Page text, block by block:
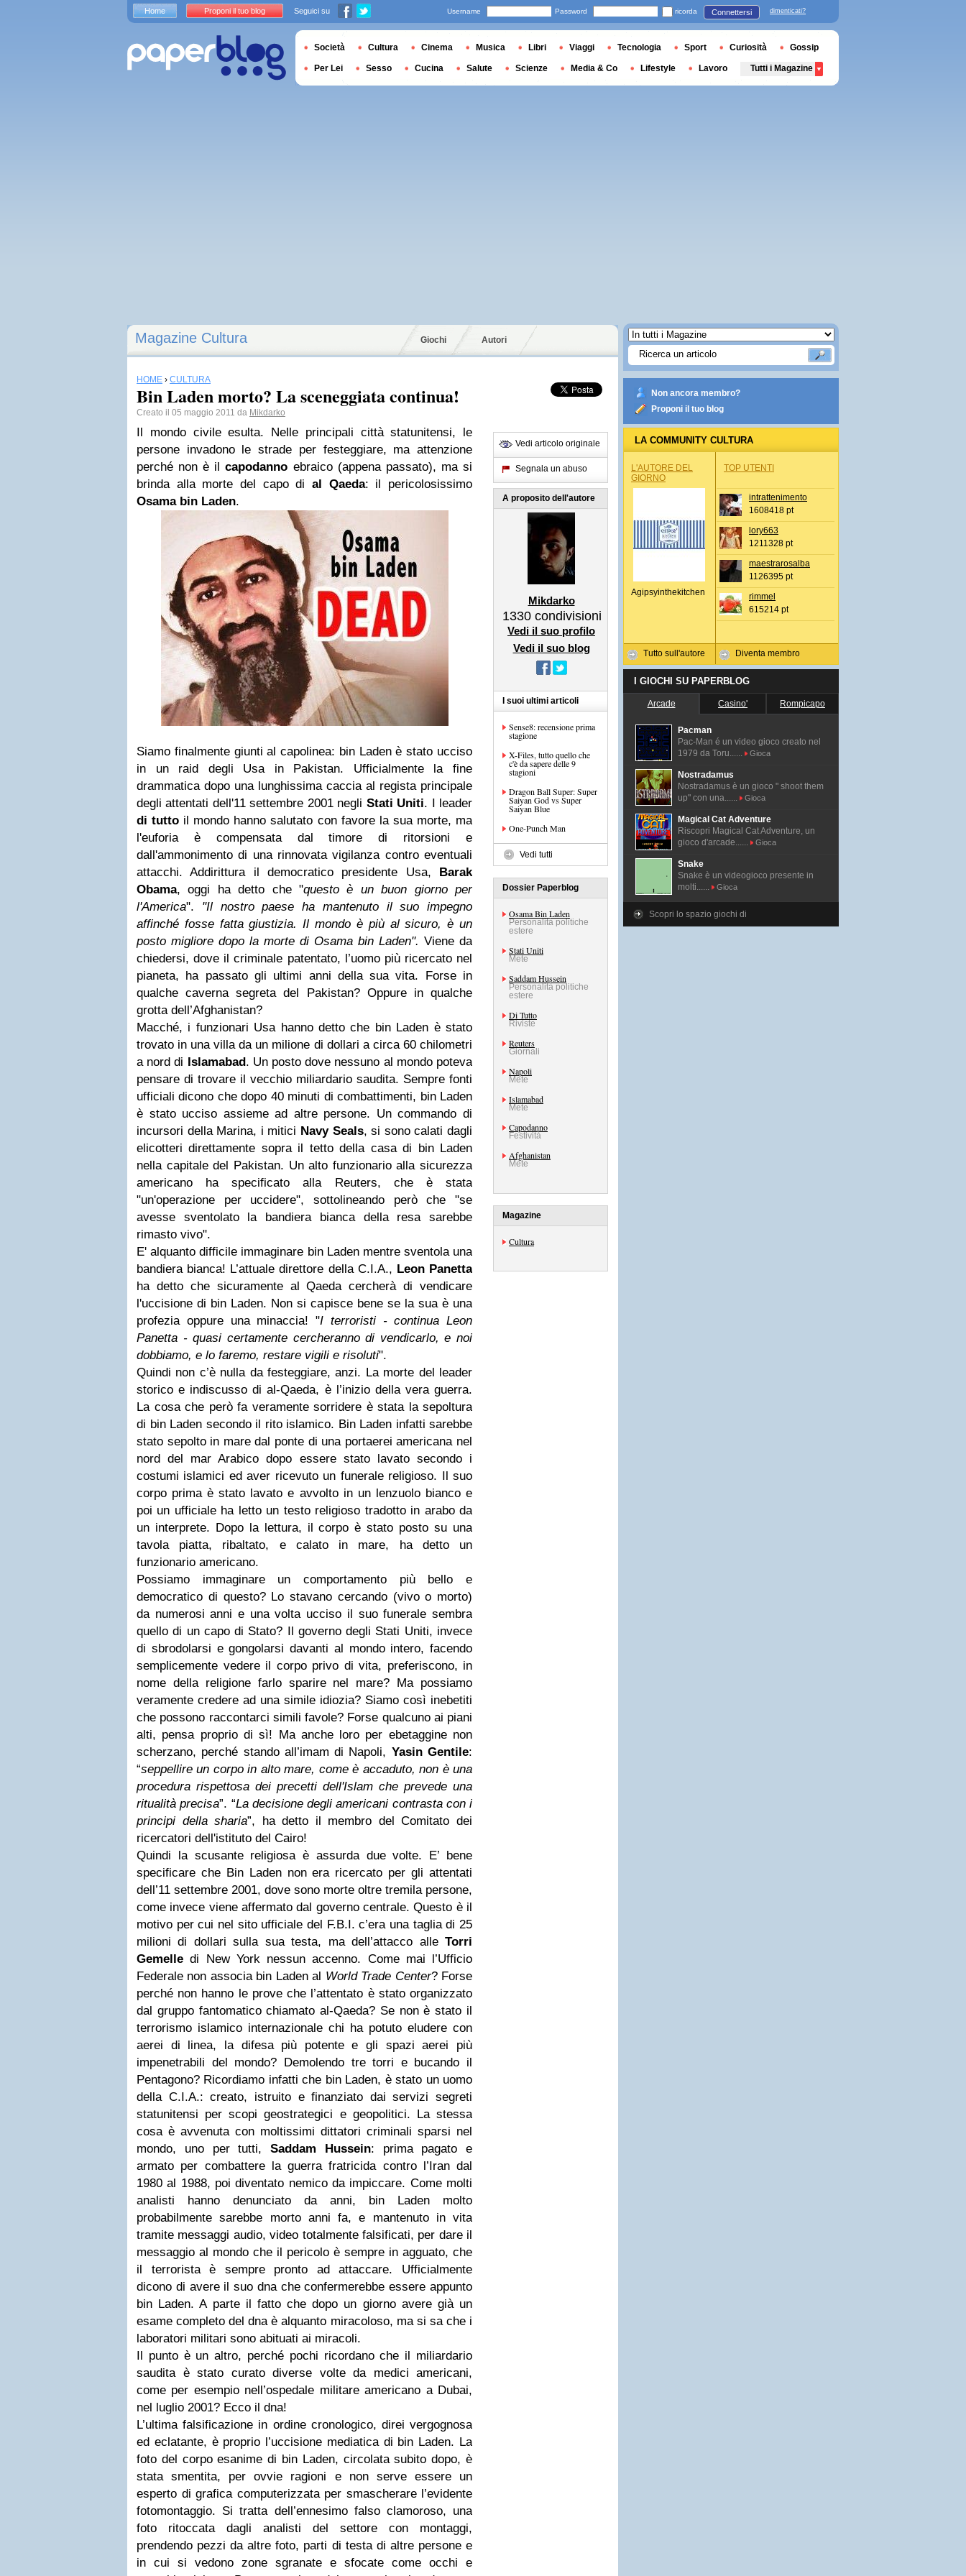
Magazine Cultura Giochi Autori
HOME › CULTURA
Bin Laden morto? La sceneggiata continua!
Creato il 05 maggio 2011 da Mikdarko
Il mondo civile esulta. Nelle principali città statunitensi, le
persone invadono le strade per festeggiare, ma attenzione
perché non è ilcapodanno ebraico (appena passato), ma si
brinda alla morte del capo di al Qaeda: il pericolosissimo
Osama bin Laden.
Siamo finalmente giunti al capolinea: bin Laden è stato ucciso
in un raid degli Usa in Pakistan. Ufficialmente la fine
drammatica dopo una lunghissima caccia al regista principale
degli attentati dell'11 settembre 2001 negli Stati Uniti. I leader
di tutto il mondo hanno salutato con favore la sua morte, ma
l'euforia è compensata dal timore di ritorsioni e
dall'ammonimento di una rinnovata vigilanza contro eventuali
attacchi. Addirittura il democratico presidente Usa, Barak
Obama, oggi ha detto che "questo è un buon giorno per
l'America". "Il nostro paese ha mantenuto il suo impegno
affinché fosse fatta giustizia. Il mondo è più al sicuro, è un
posto migliore dopo la morte di Osama bin Laden". Viene da
chiedersi, dove il criminale patentato, l’uomo più ricercato nel
pianeta, ha passato gli ultimi anni della sua vita. Forse in
qualche caverna segreta del Pakistan? Oppure in qualche
grotta dell’Afghanistan?
Macché, i funzionari Usa hanno detto che bin Laden è stato
trovato in una villa da un milione di dollari a circa 60 chilometri
a nord di Islamabad. Un posto dove nessuno al mondo poteva
pensare di trovare il vecchio miliardario saudita. Sempre fonti
ufficiali dicono che dopo 40 minuti di combattimenti, bin Laden
è stato ucciso assieme ad altre persone. Un commando di
incursori della Marina, i mitici Navy Seals, si sono calati dagli
elicotteri direttamente sopra il tetto della casa di bin Laden
nella capitale del Pakistan. Un alto funzionario alla sicurezza
americano ha specificato alla Reuters, che è stata
"un'operazione per uccidere", sottolineando però che "se
avesse sventolato la bandiera bianca della resa sarebbe
rimasto vivo".
E' alquanto difficile immaginare bin Laden mentre sventola una
bandiera bianca! L’attuale direttore della C.I.A., Leon Panetta
ha detto che sicuramente al Qaeda cercherà di vendicare
l'uccisione di bin Laden. Non si capisce bene se la sua è una
profezia oppure una minaccia! "I terroristi - continua Leon
Panetta - quasi certamente cercheranno di vendicarlo, e noi
dobbiamo, e lo faremo, restare vigili e risoluti".
Quindi non c’è nulla da festeggiare, anzi. La morte del leader
storico e indiscusso di al-Qaeda, è l’inizio della vera guerra.
La cosa che però fa veramente sorridere è stata la sepoltura
di bin Laden secondo il rito islamico. Bin Laden infatti sarebbe
stato sepolto in mare dal ponte di una portaerei americana nel
nord del mar Arabico dopo essere stato lavato secondo i
costumi islamici ed aver ricevuto un funerale religioso. Il suo
corpo prima è stato lavato e avvolto in un lenzuolo bianco e
poi un ufficiale ha letto un testo religioso tradotto in arabo da
un interprete. Dopo la lettura, il corpo è stato posto su una
tavola piatta, ribaltato, e calato in mare, ha detto un
funzionario americano.
Possiamo immaginare un comportamento più bello e
democratico di questo? Lo stavano cercando (vivo o morto)
da numerosi anni e una volta ucciso il suo funerale sembra
quello di un capo di Stato? Il governo degli Stati Uniti, invece
di sbrodolarsi e gongolarsi davanti al mondo intero, facendo
semplicemente vedere il corpo privo di vita, preferiscono, in
nome della religione farlo sparire nel mare? Ma possiamo
veramente credere ad una simile idiozia? Siamo così inebetiti
che possono raccontarci simili favole? Forse qualcuno ai piani
alti, pensa proprio di sì! Ma anche loro per ebetaggine non
scherzano, perché stando all’imam di Napoli, Yasin Gentile:
“seppellire un corpo in alto mare, come è accaduto, non è una
procedura rispettosa dei precetti dell'Islam che prevede una
ritualità precisa”. “La decisione degli americani contrasta con i
principi della sharia”, ha detto il membro del Comitato dei
ricercatori dell'istituto del Cairo!
Quindi la scusante religiosa è assurda due volte. E’ bene
specificare che Bin Laden non era ricercato per gli attentati
dell’11 settembre 2001, dove sono morte oltre tremila persone,
come invece viene affermato dal governo centrale. Questo è il
motivo per cui nel sito ufficiale del F.B.I. c’era una taglia di 25
milioni di dollari sulla sua testa, ma dell’attacco alle Torri
Gemelle di New York nessun accenno. Come mai l’Ufficio
Federale non associa bin Laden al World Trade Center? Forse
perché non hanno le prove che l’attentato è stato organizzato
dal gruppo fantomatico chiamato al-Qaeda? Se non è stato il
terrorismo islamico internazionale chi ha potuto eludere con
aerei di linea, la difesa più potente e gli spazi aerei più
impenetrabili del mondo? Demolendo tre torri e bucando il
Pentagono? Ricordiamo infatti che bin Laden, è stato un uomo
della C.I.A.: creato, istruito e finanziato dai servizi segreti
statunitensi per scopi geostrategici e geopolitici. La stessa
cosa è avvenuta con moltissimi dittatori criminali sparsi nel
mondo, uno per tutti, Saddam Hussein: prima pagato e
armato per combattere la guerra fratricida contro l’Iran dal
1980 al 1988, poi diventato nemico da impiccare. Come molti
analisti hanno denunciato da anni, bin Laden molto
probabilmente sarebbe morto anni fa, e mantenuto in vita
tramite messaggi audio, video totalmente falsificati, per dare il
messaggio al mondo che il pericolo è sempre in agguato, che
il terrorista è sempre pronto ad attaccare. Ufficialmente
dicono di avere il suo dna che confermerebbe essere appunto
bin Laden. A parte il fatto che dopo un giorno avere già un
esame completo del dna è alquanto miracoloso, ma si sa che i
laboratori militari sono abituati ai miracoli.
Il punto è un altro, perché pochi ricordano che il miliardario
saudita è stato curato diverse volte da medici americani,
come per esempio nell’ospedale militare americano a Dubai,
nel luglio 2001? Ecco il dna!
L’ultima falsificazione in ordine cronologico, direi vergognosa
ed eclatante, è proprio l’uccisione mediatica di bin Laden. La
foto del corpo esanime di bin Laden, circolata subito dopo, è
stata smentita, per ovvie ragioni e non serve essere un
esperto di grafica computerizzata per smascherare l’evidente
fotomontaggio. Si tratta dell’ennesimo falso clamoroso, una
foto ritoccata dagli analisti del settore con montaggi,
prendendo pezzi da altre foto, parti di testa di altre persone e
in cui si vedono zone sgranate e sfocate come occhi e
Vedi articolo originale
Segnala un abuso
A proposito dell'autore
Mikdarko
1330 condivisioni
Vedi il suo profilo
Vedi il suo blog
I suoi ultimi articoli
Sense8: recensione prima
stagione
X-Files, tutto quello che
c'è da sapere delle 9
stagioni
Dragon Ball Super: Super
Saiyan God vs Super
Saiyan Blue
One-Punch Man
Vedi tutti
Dossier Paperblog
Osama Bin Laden
Personalità politiche
estere
Stati Uniti
Mete
Saddam Hussein
Personalità politiche
estere
Di Tutto
Riviste
Reuters
Giornali
Napoli
Mete
Islamabad
Mete
Capodanno
Festività
Afghanistan
Mete
Magazine
Cultura
Non ancora membro?
Proponi il tuo blog
LA COMMUNITY CULTURA
L'AUTORE DEL
GIORNO
Agipsyinthekitchen
Tutto sull'autore
TOP UTENTI
intrattenimento
1608418 pt
lory663
1211328 pt
maestrarosalba
1126395 pt
rimmel
615214 pt
Diventa membro
I GIOCHI SU PAPERBLOG
Arcade Casino' Rompicapo
Pacman
Pac-Man é un video gioco creato nel
1979 da Toru......
Gioca
Nostradamus
Nostradamus è un gioco " shoot them
up" con una......
Gioca
Magical Cat Adventure
Riscopri Magical Cat Adventure, un
gioco d'arcade......
Gioca
Snake
Snake è un videogioco presente in
molti......
Gioca
Scopri lo spazio giochi di
Home Proponi il tuo blog Seguici su Username Password ricorda Connettersi dimenticati?
Società Cultura Cinema Musica Libri Viaggi Tecnologia Sport Curiosità Gossip
Per Lei Sesso Cucina Salute Scienze Media & Co Lifestyle Lavoro Tutti i Magazine